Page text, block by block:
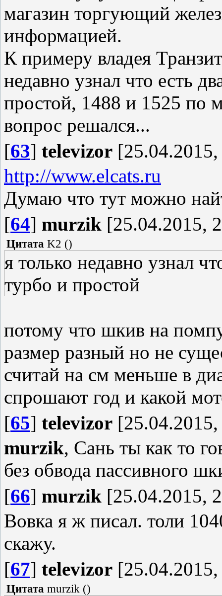
магазин торгующий
информацией.
К примеру владея
недавно узнал что есть
простой, 1488 и 1525 по
вопрос решался...
[63] televizor
http://www.elcats.ru
Думаю что тут можно
[64] murzik [25.04.2015,
Цитата K2 ()
я только недавно узнал
турбо и простой
потому что шкив на
размер разный но не
считай на см меньше в
спрошают год и какой
[65] televizor
murzik, Сань ты как то
без обвода пассивного
[66] murzik [25.04.2015,
Вовка я ж писал. толи
скажу.
[67] televizor
Цитата murzik ()